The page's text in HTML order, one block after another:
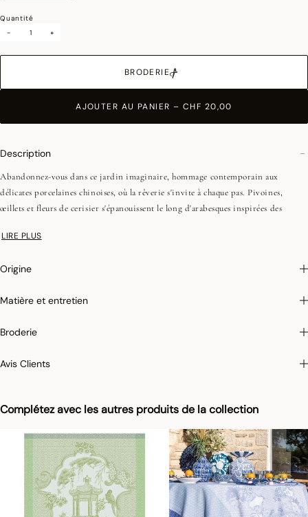
Quantité
-
+
BRODERIE
AJOUTER AU PANIER– CHF 20,00
Complétez avec les autres produits de la collection
Description
Abandonnez-vous dans ce jardin imaginaire, hommage contemporain aux
délicates porcelaines chinoises, où la rêverie s'invite à chaque pas. Pivoines,
œillets et fleurs de cerisier s'épanouissent le long d'arabesques inspirées des
Entre géométrie asiatique revisitée et poésie d'un décor sculptural, cette
•Tissage Jacquard (chaîne et trame couleurs)
Photographies :
les photographies sont les plus fidèles possibles mais ne peuvent
LIRE PLUS
Origine
Matière et entretien
Broderie
Avis Clients